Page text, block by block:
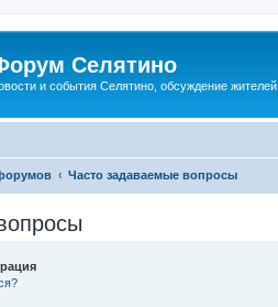
Селятино
и события Селятино, обсуждение жителей
Часто задаваемые вопросы